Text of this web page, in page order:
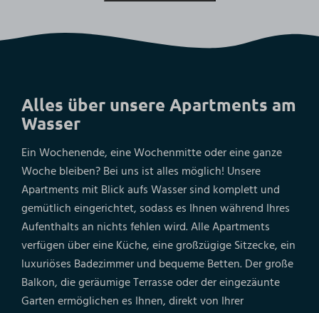
Alles über unsere Apartments am
Wasser
Ein Wochenende, eine Wochenmitte oder eine ganze
Woche bleiben? Bei uns ist alles möglich! Unsere
Apartments mit Blick aufs Wasser sind komplett und
gemütlich eingerichtet, sodass es Ihnen während Ihres
Aufenthalts an nichts fehlen wird. Alle Apartments
verfügen über eine Küche, eine großzügige Sitzecke, ein
luxuriöses Badezimmer und bequeme Betten. Der große
Balkon, die geräumige Terrasse oder der eingezäunte
Garten ermöglichen es Ihnen, direkt von Ihrer